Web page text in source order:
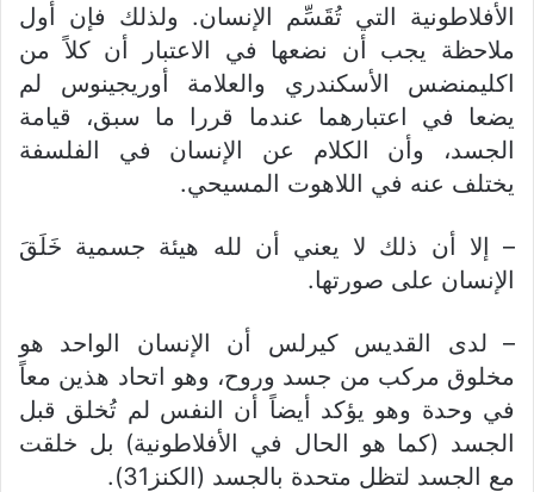
الأفلاطونية التي تُقَسِّم الإنسان. ولذلك فإن أول
ملاحظة يجب أن نضعها في الاعتبار أن كلاً من
اكليمنضس الأسكندري والعلامة أوريجينوس لم
يضعا في اعتبارهما عندما قررا ما سبق، قيامة
الجسد، وأن الكلام عن الإنسان في الفلسفة
يختلف عنه في اللاهوت المسيحي.
– إلا أن ذلك لا يعني أن لله هيئة جسمية خَلَقَ
الإنسان على صورتها.
– لدى القديس كيرلس أن الإنسان الواحد هو
مخلوق مركب من جسد وروح، وهو اتحاد هذين معاً
في وحدة وهو يؤكد أيضاً أن النفس لم تُخلق قبل
الجسد (كما هو الحال في الأفلاطونية) بل خلقت
مع الجسد لتظل متحدة بالجسد (الكنز31).